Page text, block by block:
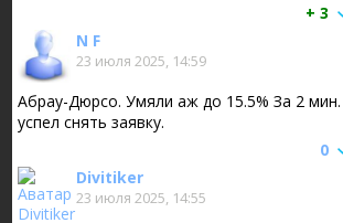
+ 3
N F
23 июля 2025, 14:59
Абрау-Дюрсо. Умяли аж до 15.5% За 2
успел снять заявку.
0
Divitiker
23 июля 2025, 14:55